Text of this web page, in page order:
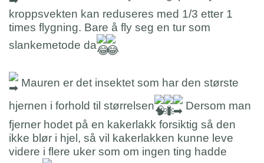
kroppsvekten kan reduseres med 1/3 etter 1
times flygning. Bare å fly seg en tur som
slankemetode da
Mauren er det insektet som har den største
hjernen i forhold til størrelsen
Dersom man
fjerner hodet på en kakerlakk forsiktig så den
ikke blør i hjel, så vil kakerlakken kunne leve
videre i flere uker som om ingen ting hadde